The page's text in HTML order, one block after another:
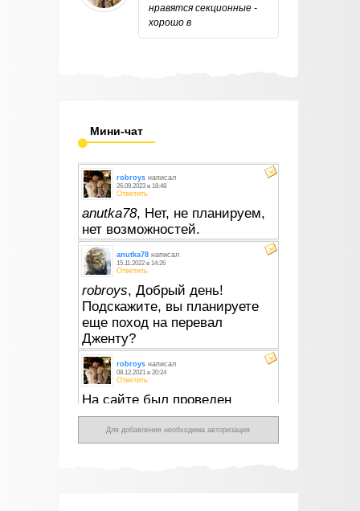
нравятся секционные -
хорошо в
Мини-чат
Для добавления необходима авторизация